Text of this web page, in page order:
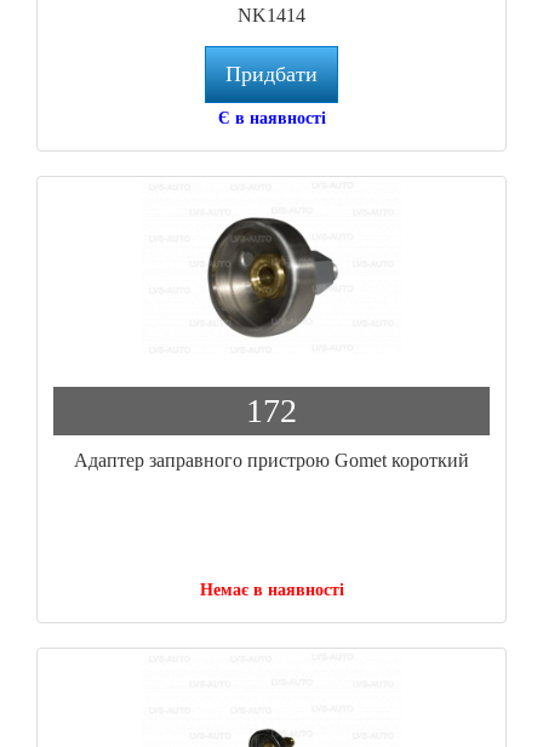
NK1414
Придбати
Є в наявності
172
Адаптер заправного пристрою Gomet короткий
Немає в наявності